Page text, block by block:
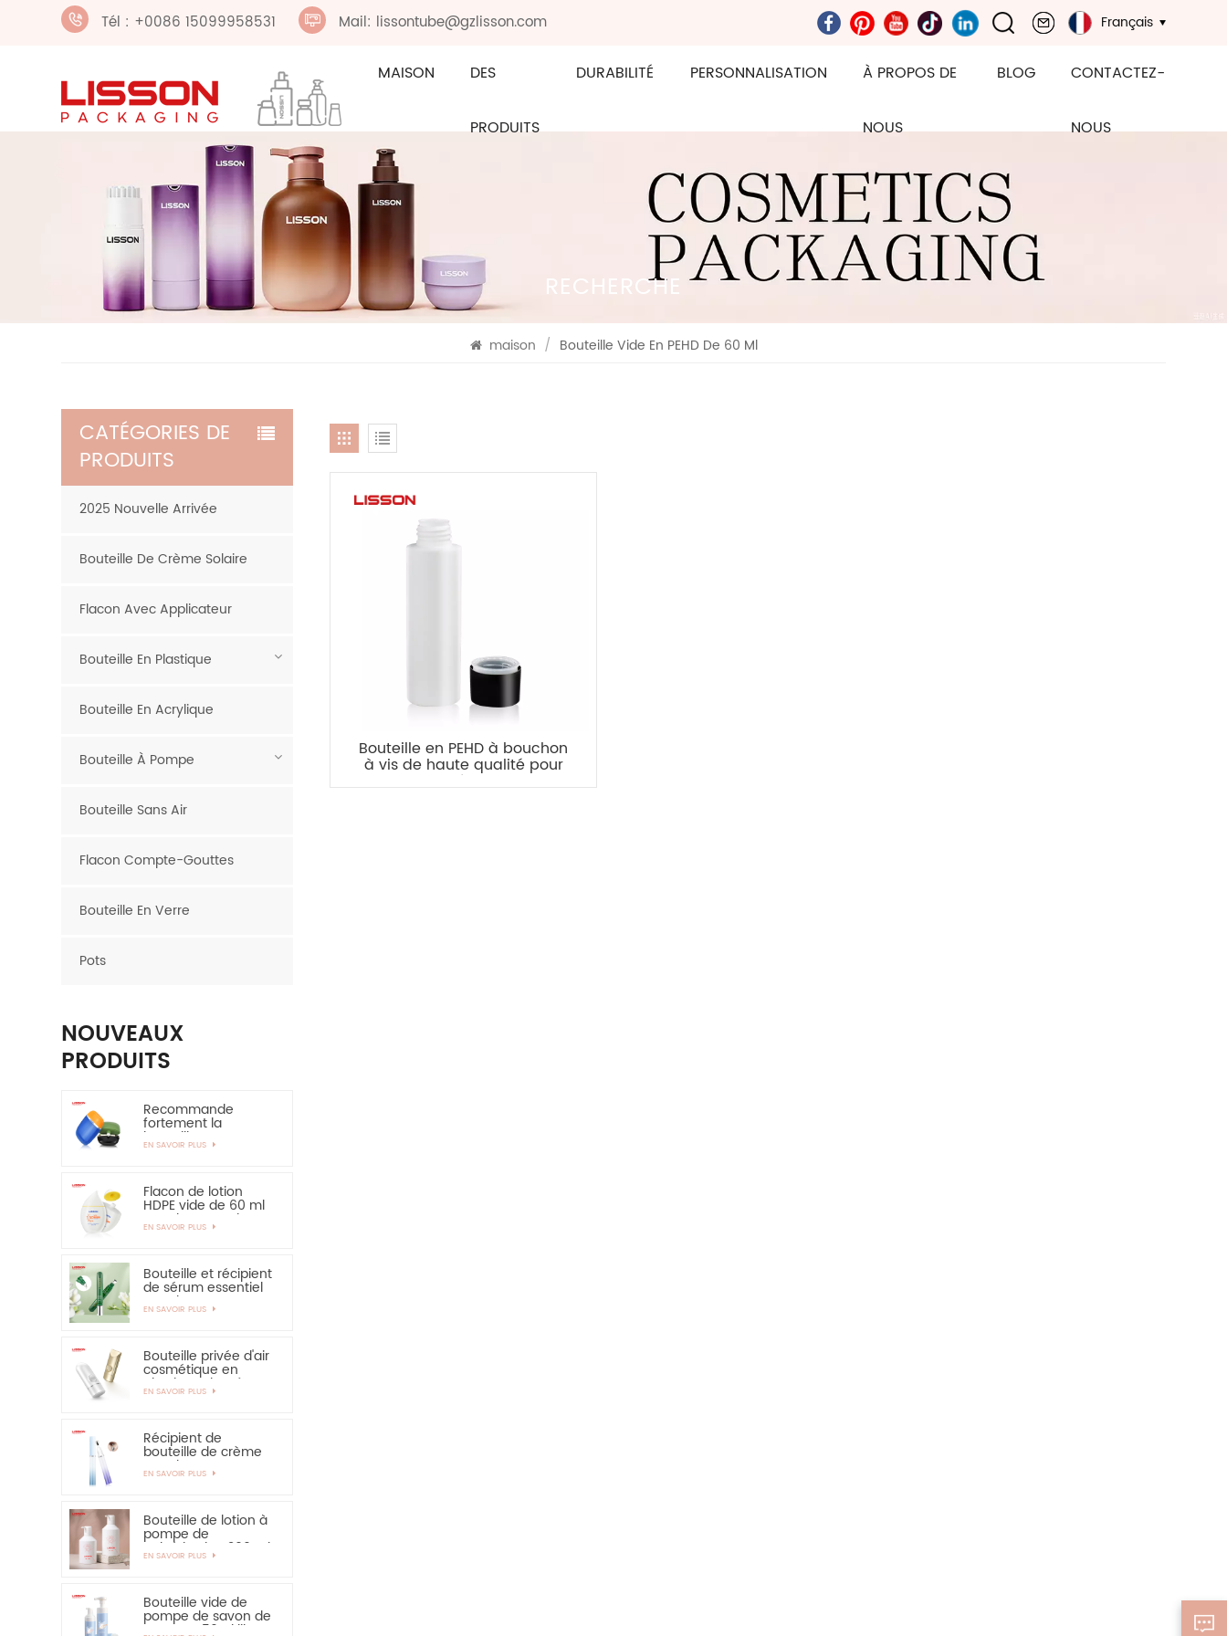
Tél : +0086 15099958531 Mail: lissontube@gzlisson.com Français
MAISON DES
PRODUITS
DURABILITÉ PERSONNALISATION À PROPOS DE
NOUS
BLOG CONTACTEZ-
NOUS
RECHERCHE
maison / Bouteille Vide En PEHD De 60 Ml
Bouteille en PEHD à bouchon
à vis de haute qualité pour
cosmétiques
CATÉGORIES DE
PRODUITS
2025 Nouvelle Arrivée
Bouteille De Crème Solaire
Flacon Avec Applicateur
Bouteille En Plastique
Bouteille En Acrylique
Bouteille À Pompe
Bouteille Sans Air
Flacon Compte-Gouttes
Bouteille En Verre
Pots
NOUVEAUX
PRODUITS
Recommande
fortement la
bouteille en
plastique ovale de
50ml EVOH
EN SAVOIR PLUS
Flacon de lotion
HDPE vide de 60 ml
pour la protection
solaire - vivement
EN SAVOIR PLUS
Bouteille et récipient
de sérum essentiel
pour les yeux,
applicateur en
EN SAVOIR PLUS
Bouteille privée d'air
cosmétique en
plastique de crème
de main de
50ml
EN SAVOIR PLUS
Récipient de
bouteille de crème
pour les yeux PETG
de 15 ml avec
EN SAVOIR PLUS
Bouteille de lotion à
pompe de
pulvérisation 300 ml
350 ml pour
EN SAVOIR PLUS
Bouteille vide de
pompe de savon de
mousse 150ml libre